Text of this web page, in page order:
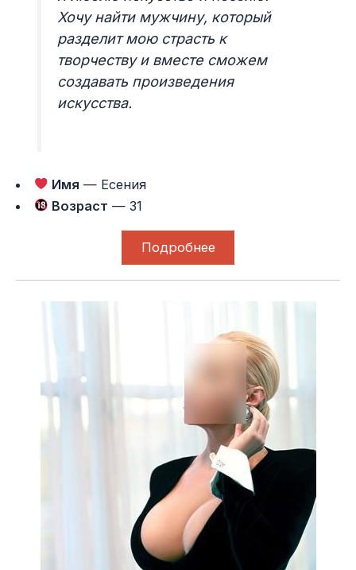
Хочу найти мужчину, который
разделит мою страсть к
творчеству и вместе сможем
создавать произведения
искусства.
Имя — Есения
Возраст — 31
Подробнее